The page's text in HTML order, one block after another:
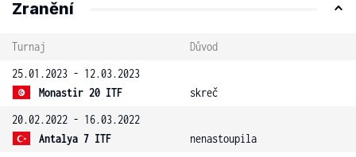
Zranění
Turnaj
Důvod
25.01.2023 - 12.03.2023
Monastir 20 ITF
skreč
20.02.2022 - 16.03.2022
Antalya 7 ITF
nenastoupila